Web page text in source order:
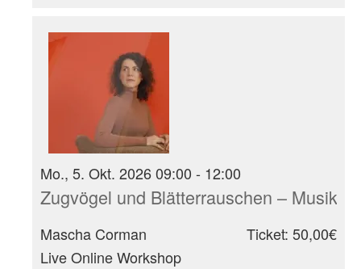
Mo., 5. Okt. 2026 09:00 - 12:00
Zugvögel und Blätterrauschen –
Mascha Corman
Live Online Workshop
Ticket: 50,00€